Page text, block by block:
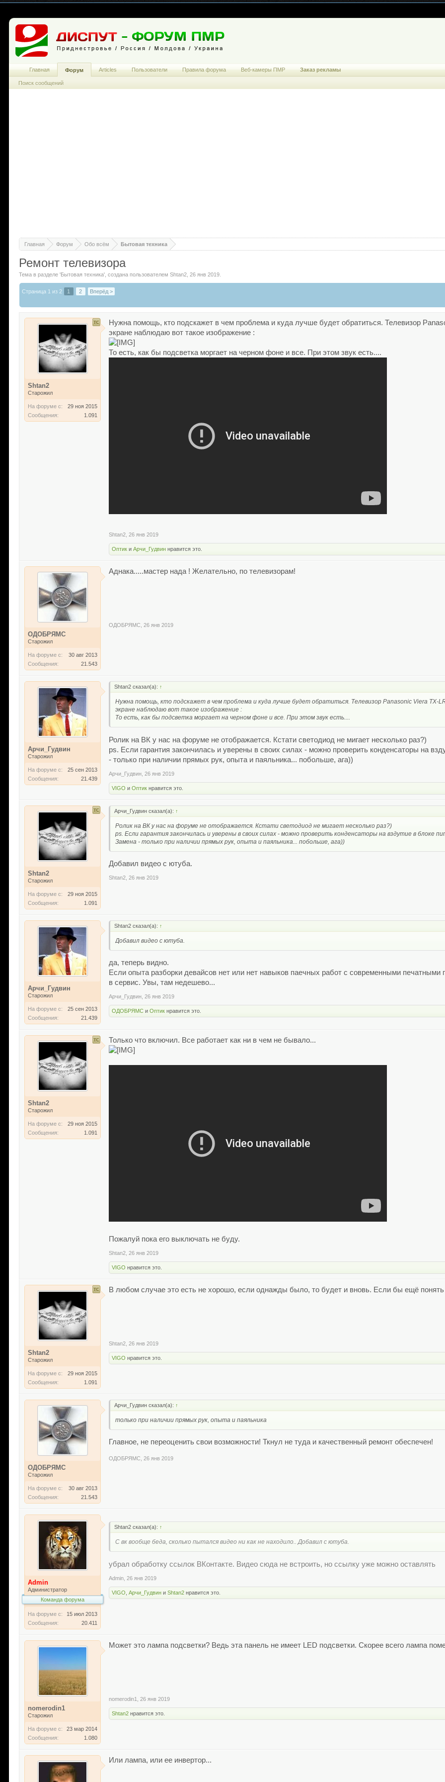
Главная Форум Обо всём Бытовая техника
Ремонт телевизора
Тема в разделе 'Бытовая техника' , создана пользователемShtan2 ,26 янв 2019
Страница 1 из 2 1 2 Вперёд >
Shtan2
Старожил
На форуме с:
29 ноя 2015
Сообщения:
1.091
Нужна помощь, кто подскажет в чем проблема и куда лучше будет обратиться. Телевизор
экране наблюдаю вот такое изображение :
То есть, как бы подсветка моргает на черном фоне и все. При этом звук есть....
Shtan2 26 янв 2019
Оптик иАрчи_Гудвин нравится это.
ОДОБРЯМС
Старожил
На форуме с:
30 авг 2013
Сообщения:
21.543
Аднака.....мастер нада ! Желательно, по телевизорам!
ОДОБРЯМС 26 янв 2019
Арчи_Гудвин
Старожил
На форуме с:
25 сен 2013
Сообщения:
21.439
Shtan2 сказал(а): ↑
Нужна помощь, кто подскажет в чем проблема и куда лучше будет обратиться. Телевизор Panasonic Viera TX-
экране наблюдаю вот такое изображение :
То есть, как бы подсветка моргает на черном фоне и все. При этом звук есть....
Ролик на ВК у нас на форуме не отображается. Кстати светодиод не мигает несколько раз?)
ps. Если гарантия закончилась и уверены в своих силах - можно проверить конденсаторы на
- только при наличии прямых рук, опыта и паяльника... побольше, ага))
Арчи_Гудвин 26 янв 2019
VIGO иОптик нравится это.
Shtan2
Старожил
На форуме с:
29 ноя 2015
Сообщения:
1.091
Арчи_Гудвин сказал(а): ↑
Ролик на ВК у нас на форуме не отображается. Кстати светодиод не мигает несколько раз?)
ps. Если гарантия закончилась и уверены в своих силах - можно проверить конденсаторы на вздутие в блоке
Замена - только при наличии прямых рук, опыта и паяльника... побольше, ага))
Добавил видео с ютуба.
Shtan2 26 янв 2019
Арчи_Гудвин
Старожил
На форуме с:
25 сен 2013
Сообщения:
21.439
Shtan2 сказал(а): ↑
Добавил видео с ютуба.
да, теперь видно.
Если опыта разборки девайсов нет или нет навыков паечных работ с современными
в сервис. Увы, там недешево...
Арчи_Гудвин 26 янв 2019
ОДОБРЯМС иОптик нравится это.
Shtan2
Старожил
На форуме с:
29 ноя 2015
Сообщения:
1.091
Только что включил. Все работает как ни в чем не бывало...
Пожалуй пока его выключать не буду.
Shtan2 26 янв 2019
VIGO нравится это.
Shtan2
Старожил
На форуме с:
29 ноя 2015
Сообщения:
1.091
В любом случае это есть не хорошо, если однажды было, то будет и вновь. Если бы ещё
Shtan2 26 янв 2019
VIGO нравится это.
ОДОБРЯМС
Старожил
На форуме с:
30 авг 2013
Сообщения:
21.543
Арчи_Гудвин сказал(а): ↑
только при наличии прямых рук, опыта и паяльника
Главное, не переоценить свои возможности! Ткнул не туда и качественный ремонт обеспечен!
ОДОБРЯМС 26 янв 2019
Admin
Администратор
Команда форума
На форуме с:
15 июл 2013
Сообщения:
20.411
Shtan2 сказал(а): ↑
С вк вообще беда, сколько пытался видео ни как не находило.. Добавил с ютуба.
убрал обработку ссылок ВКонтакте. Видео сюда не встроить, но ссылку уже можно оставлять
Admin 26 янв 2019
VIGO ,Арчи_Гудвин иShtan2 нравится это.
nomerodin1
Старожил
На форуме с:
23 мар 2014
Сообщения:
1.080
Может это лампа подсветки? Ведь эта панель не имеет LED подсветки. Скорее всего лампа
nomerodin1 26 янв 2019
Shtan2 нравится это.
Или лампа, или ее инвертор...
Главная Форум
Поиск сообщений
Articles Пользователи Правила форума Веб-камеры ПМР Заказ рекламы